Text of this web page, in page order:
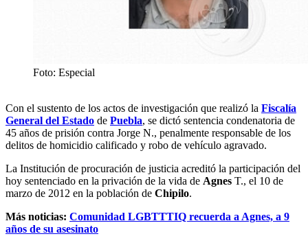
Foto: Especial
Con el sustento de los actos de investigación que realizó la Fiscalía
General del Estado de Puebla, se dictó sentencia condenatoria de
45 años de prisión contra Jorge N., penalmente responsable de los
delitos de homicidio calificado y robo de vehículo agravado.
La Institución de procuración de justicia acreditó la participación del
hoy sentenciado en la privación de la vida de Agnes T., el 10 de
marzo de 2012 en la población de Chipilo.
Más noticias: Comunidad LGBTTTIQ recuerda a Agnes, a 9
años de su asesinato